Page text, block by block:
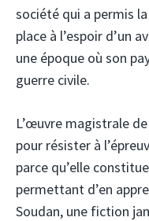
société qui a permis
place à l’espoir d’un
une époque où son
guerre civile.
L’œuvre magistrale
pour résister à
parce qu’elle
permettant d’en
Soudan, une fiction